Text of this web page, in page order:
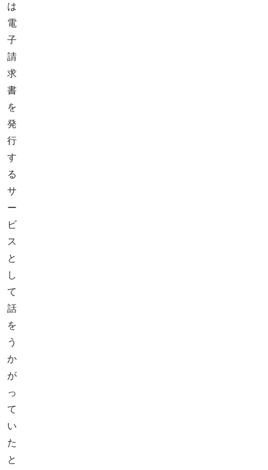
は
電
子
請
求
書
を
発
行
す
る
サ
ー
ビ
ス
と
し
て
話
を
う
か
が
っ
て
い
た
と